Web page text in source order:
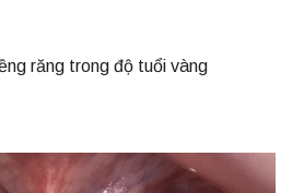
răng trong độ tuổi vàng